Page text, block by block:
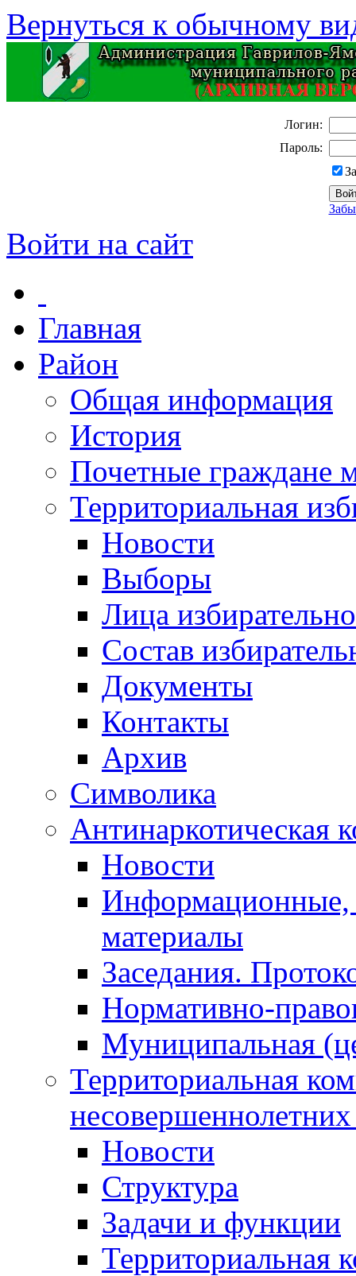
Вернуться к обычному
Логин:
Пароль:
Войти на сайт
Главная
Район
Общая информация
История
Почетные граждане
Территориальная
Новости
Выборы
Лица
Состав
Документы
Контакты
Архив
Символика
Антинаркотическая
Новости
Информационные,
материалы
Заседания.
Нормативно-
Муниципальная
Территориальная
Новости
Структура
Задачи и функции
Территориальная